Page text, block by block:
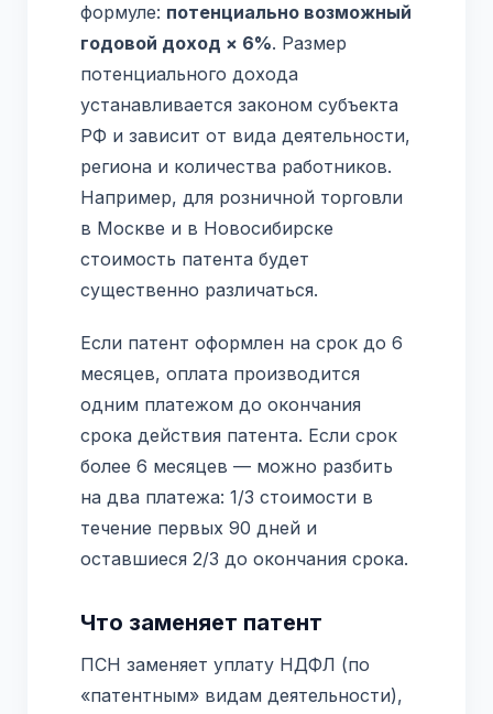
формуле: потенциально возможный
годовой доход × 6%. Размер
потенциального дохода
устанавливается законом субъекта
РФ и зависит от вида деятельности,
региона и количества работников.
Например, для розничной торговли
в Москве и в Новосибирске
стоимость патента будет
существенно различаться.
Если патент оформлен на срок до 6
месяцев, оплата производится
одним платежом до окончания
срока действия патента. Если срок
более 6 месяцев — можно разбить
на два платежа: 1/3 стоимости в
течение первых 90 дней и
оставшиеся 2/3 до окончания срока.
Что заменяет патент
ПСН заменяет уплату НДФЛ (по
«патентным» видам деятельности),